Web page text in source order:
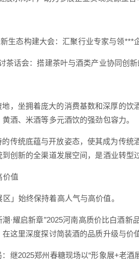
生态构建大会：汇聚行业专家与领***
茶话会：搭建茶叶与酒类产业协同创
，坐拥着庞大的消费基数和深厚的
酒、米酒等多元酒饮的强劲包容力。
传统底蕴与开放姿态，使其成为传
创新的全渠道发展空间，是酒业转型
价值
」始终保持着高人气与高价值。
·耀启新章”2025河南高质价比白酒
在这里深度探讨简装酒的品质升级与
继2025郑州春糖现场以“形象展+老